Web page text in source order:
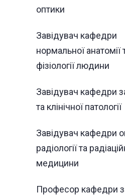
оптики
Завідувач кафедри
нормальної анатомії
фізіології людини
Завідувач кафедри
та клінічної патології
Завідувач кафедри
радіології та
медицини
Професор кафедри